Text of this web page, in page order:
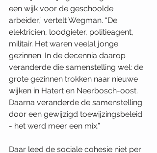
een wijk voor de geschoolde
arbeider,” vertelt Wegman. “De
elektricien, loodgieter, politieagent,
militair. Het waren veelal jonge
gezinnen. In de decennia daarop
veranderde die samenstelling wel: de
grote gezinnen trokken naar nieuwe
wijken in Hatert en Neerbosch-oost.
Daarna veranderde de samenstelling
door een gewijzigd toewijzingsbeleid
- het werd meer een mix.”
Daar leed de sociale cohesie niet per